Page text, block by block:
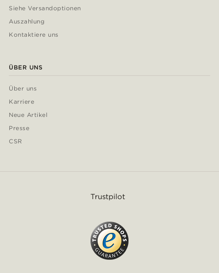
Siehe Versandoptionen
Auszahlung
Kontaktiere uns
ÜBER UNS
Über uns
Karriere
Neue Artikel
Presse
CSR
Trustpilot